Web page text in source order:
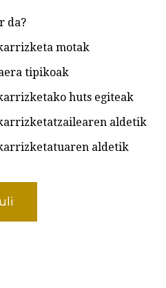
da?
motak
tipikoak
huts egiteak
aldetik
aldetik